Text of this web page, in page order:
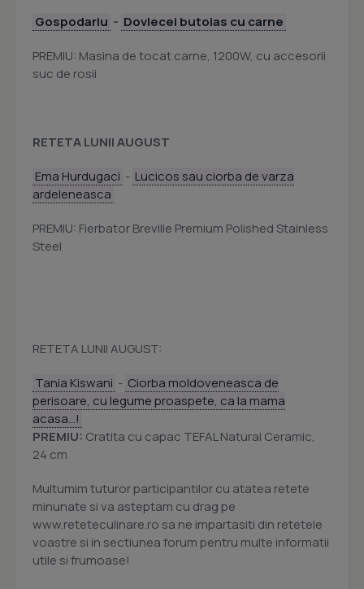
Gospodariu - Dovlecei butoias cu carne
PREMIU: Masina de tocat carne, 1200W, cu accesorii
suc de rosii
RETETA LUNII AUGUST
Ema Hurdugaci - Lucicos sau ciorba de varza
ardeleneasca
PREMIU: Fierbator Breville Premium Polished Stainless
Steel
RETETA LUNII AUGUST:
Tania Kiswani - Ciorba moldoveneasca de
perisoare, cu legume proaspete, ca la mama
acasa...!
PREMIU: Cratita cu capac TEFAL Natural Ceramic,
24 cm
Multumim tuturor participantilor cu atatea retete
minunate si va asteptam cu drag pe
www.reteteculinare.ro sa ne impartasiti din retetele
voastre si in sectiunea forum pentru multe informatii
utile si frumoase!